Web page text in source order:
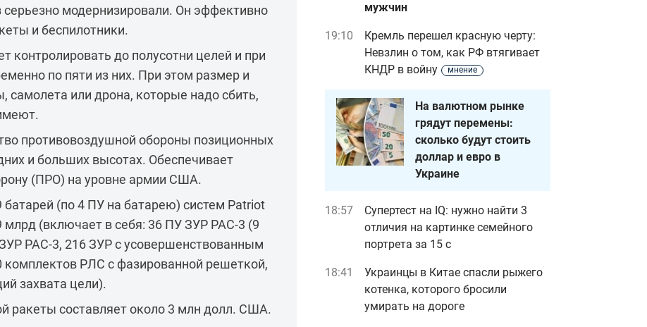
серьезно модернизировали. Он эффективно
и беспилотники.
контролировать до полусотни целей и при
по пяти из них. При этом размер и
самолета или дрона, которые надо сбить,
противовоздушной обороны позиционных
и больших высотах. Обеспечивает
(ПРО) на уровне армии США.
батарей (по 4 ПУ на батарею) систем Patriot
(включает в себя: 36 ПУ ЗУР PAC-3 (9
PAC-3, 216 ЗУР с усовершенствованным
комплектов РЛС с фазированной решеткой,
захвата цели).
ракеты составляет около 3 млн долл. США.
мужчин
19:10
Кремль перешел красную черту:
Невзлин о том, как РФ втягивает
КНДР в войну
мнение
На валютном рынке
грядут перемены:
сколько будут стоить
доллар и евро в
Украине
18:57
Супертест на IQ: нужно найти 3
отличия на картинке семейного
портрета за 15 с
18:41
Украинцы в Китае спасли рыжего
котенка, которого бросили
умирать на дороге